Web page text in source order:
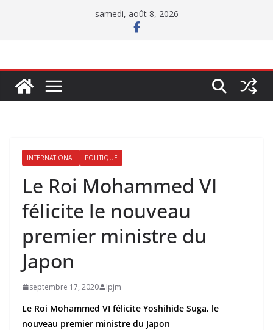
samedi, août 8, 2026
INTERNATIONAL POLITIQUE
Le Roi Mohammed VI
félicite le nouveau
premier ministre du
Japon
septembre 17, 2020 lpjm
Le Roi Mohammed VI félicite Yoshihide Suga, le
nouveau premier ministre du Japon